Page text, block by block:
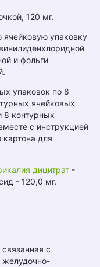
120 мг.
ячейковую упаковку
и фольги
упаковок по 8
ячейковых
8 контурных
с инструкцией
для
дицитрат -
- 120,0 мг.
с
желудочно-